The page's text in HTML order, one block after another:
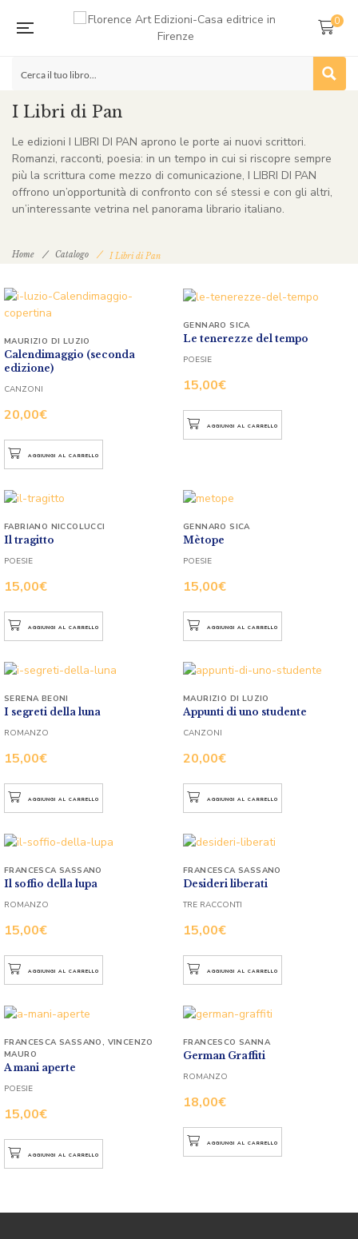
0
I Libri di Pan
Le edizioni I LIBRI DI PAN aprono le porte ai nuovi scrittori.
Romanzi, racconti, poesia: in un tempo in cui si riscopre sempre
più la scrittura come mezzo di comunicazione, I LIBRI DI PAN
offrono un’opportunità di confronto con sé stessi e con gli altri,
un’interessante vetrina nel panorama librario italiano.
Home Catalogo I Libri di Pan
Calendimaggio (seconda
edizione)
20,00€
MAURIZIO DI LUZIO
CANZONI
AGGIUNGI AL CARRELLO
Le tenerezze del tempo
15,00€
GENNARO SICA
POESIE
AGGIUNGI AL CARRELLO
Il tragitto
15,00€
FABRIANO NICCOLUCCI
POESIE
AGGIUNGI AL CARRELLO
Mètope
15,00€
GENNARO SICA
POESIE
AGGIUNGI AL CARRELLO
I segreti della luna
15,00€
SERENA BEONI
ROMANZO
AGGIUNGI AL CARRELLO
Appunti di uno studente
20,00€
MAURIZIO DI LUZIO
CANZONI
AGGIUNGI AL CARRELLO
Il soffio della lupa
15,00€
FRANCESCA SASSANO
ROMANZO
AGGIUNGI AL CARRELLO
Desideri liberati
15,00€
FRANCESCA SASSANO
TRE RACCONTI
AGGIUNGI AL CARRELLO
A mani aperte
15,00€
FRANCESCA SASSANO, VINCENZO
MAURO
POESIE
AGGIUNGI AL CARRELLO
German Graffiti
18,00€
FRANCESCO SANNA
ROMANZO
AGGIUNGI AL CARRELLO